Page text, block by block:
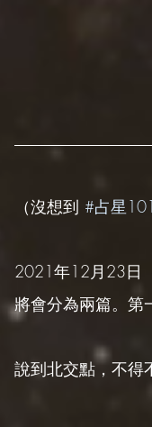
（沒想到 #占星101
2021年12月23日
將會分為兩篇。第
說到北交點，不得